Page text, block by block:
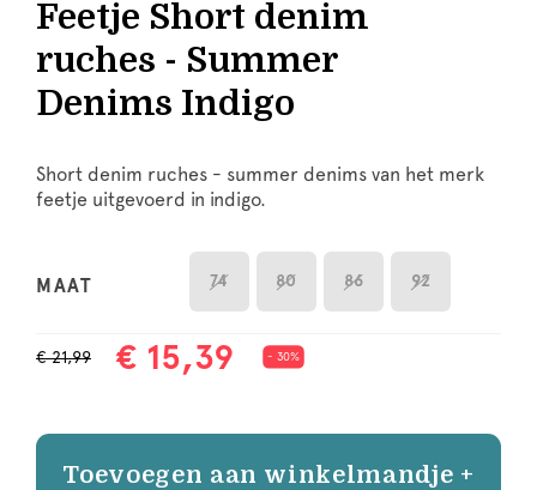
Feetje Short denim
ruches - Summer
Denims Indigo
Short denim ruches - summer denims van het merk
feetje uitgevoerd in indigo.
MAAT 74 80 86 92
€ 21,99 € 15,39 - 30%
Toevoegen aan winkelmandje +